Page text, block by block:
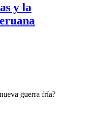
y la
guerra fría?